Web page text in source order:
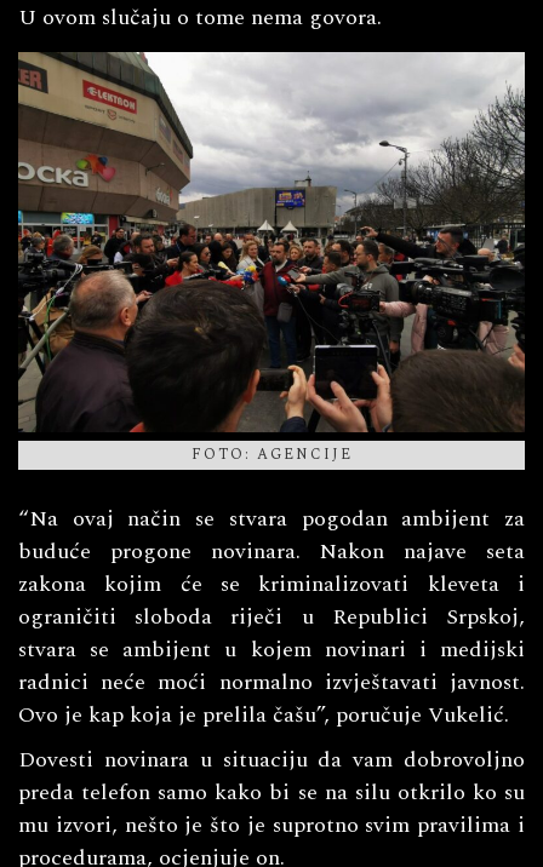
U ovom slučaju o tome nema govora.
FOTO: AGENCIJE
“Na ovaj način se stvara pogodan ambijent za
buduće progone novinara. Nakon najave seta
zakona kojim će se kriminalizovati kleveta i
ograničiti sloboda riječi u Republici Srpskoj,
stvara se ambijent u kojem novinari i medijski
radnici neće moći normalno izvještavati javnost.
Ovo je kap koja je prelila čašu”, poručuje Vukelić.
Dovesti novinara u situaciju da vam dobrovoljno
preda telefon samo kako bi se na silu otkrilo ko su
mu izvori, nešto je što je suprotno svim pravilima i
procedurama, ocjenjuje on.